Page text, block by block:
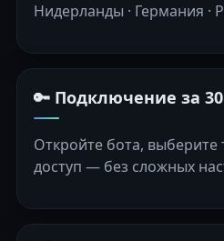
Нидерланды · Германия ·
🔑 Подключение за
Откройте бота,
доступ — без сложных